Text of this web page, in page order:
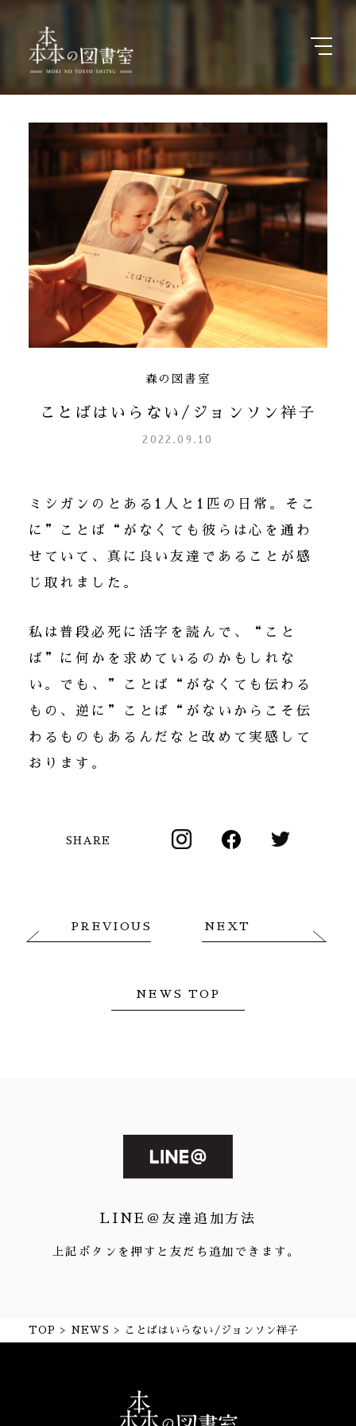
森の図書室
ことばはいらない/ジョンソン祥子
2022.09.10
ミシガンのとある1人と1匹の日常。そこ
に”ことば“がなくても彼らは心を通わ
せていて、真に良い友達であることが感
じ取れました。
私は普段必死に活字を読んで、“こと
ば”に何かを求めているのかもしれな
い。でも、”ことば“がなくても伝わる
もの、逆に”ことば“がないからこそ伝
わるものもあるんだなと改めて実感して
おります。
SHARE
PREVIOUS
NEWS TOP
NEXT
LINE＠友達追加方法
上記ボタンを押すと友だち追加できます。
TOP NEWS ことばはいらない/ジョンソン祥子